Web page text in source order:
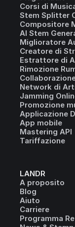
Corsi di
Stem Splitter
Compositore
AI Stem
Miglioratore
Creatore di
Estrattore di
Rimozione
Network di
Jamming
Promozione
Applicazione
App mobile
Mastering API
Tariffazione
LANDR
A proposito
Blog
Aiuto
Carriere
Programma